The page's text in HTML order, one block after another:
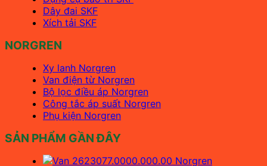
Dây đai SKF
Xích tải SKF
NORGREN
Xy lanh Norgren
Van điện từ Norgren
Bộ lọc điều áp Norgren
Công tắc áp suất Norgren
Phụ kiện Norgren
SẢN PHẨM GẦN ĐÂY